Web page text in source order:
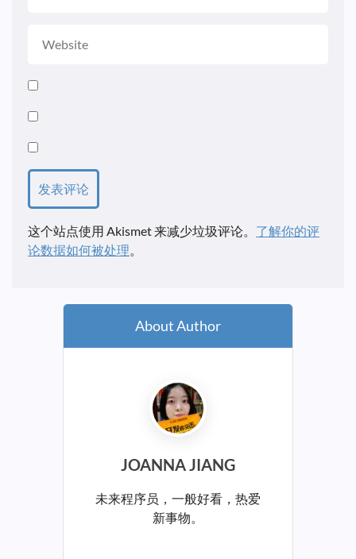
这个站点使用 Akismet 来减少垃圾评论。 了解你的评
论数据如何被处理。
About Author
JOANNA JIANG
未来程序员，一般好看，热爱
新事物。